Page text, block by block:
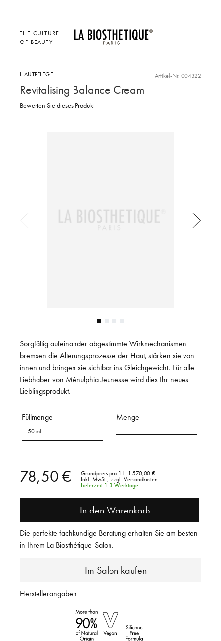
THE CULTURE
OF BEAUTY
HAUTPFLEGE Artikel-Nr. 004322
Revitalising Balance Cream
Bewerten Sie dieses Produkt
Sorgfältig aufeinander abgestimmte Wirkmechanismen
bremsen die Alterungsprozesse der Haut, stärken sie von
innen und bringen sie sichtbar ins Gleichgewicht. Für alle
Liebhaber von Ménulphia Jeunesse wird dies Ihr neues
Lieblingsprodukt.
Füllmenge
50 ml
Menge
78,50 € Grundpreis pro 1 l: 1.570,00 €
Inkl. MwSt.,
zzgl. Versandkosten
Lieferzeit 1-3 Werktage
In den Warenkorb
Im Salon kaufen
Die perfekte fachkundige Beratung erhalten Sie am besten
in Ihrem La Biosthétique-Salon.
Herstellerangaben